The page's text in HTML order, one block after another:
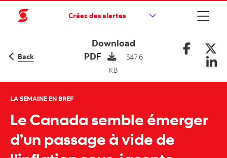
Créez des alertes
Back
Download
PDF
547.6
KB
LA SEMAINE EN BREF
Le Canada semble émerger
d’un passage à vide de